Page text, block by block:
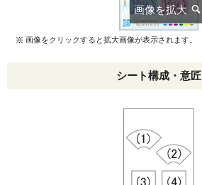
画像をクリックすると拡大画像が表示されます。
シート構成・意匠